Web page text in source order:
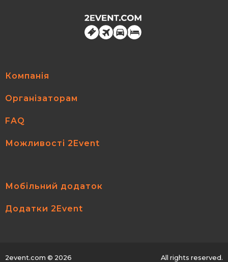
Компанія
Організаторам
FAQ
Можливості 2Event
Мобільний додаток
Додатки 2Event
2event.com © 2026 All rights reserved.